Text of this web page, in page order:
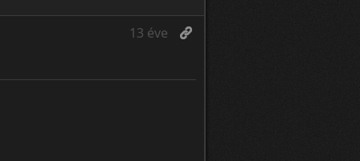
13 éve